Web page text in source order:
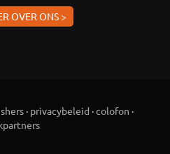
OVER ONS >
· privacybeleid ·colofon ·